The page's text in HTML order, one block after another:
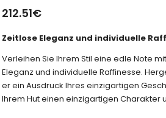
212.51€
Zeitlose Eleganz und individuelle
Verleihen Sie Ihrem Stil eine edle Note
Eleganz und individuelle Raffinesse.
er ein Ausdruck Ihres einzigartigen
Ihrem Hut einen einzigartigen Charakter